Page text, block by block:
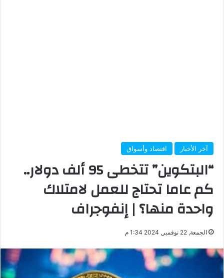
آخر الأخبار اقتصاد وأسواق
“البتكوين” تتخطى 95 ألف دولار..
كم عاما تحتاج للعمل لامتلاك
واحدة منها؟ | إنفوجراف
الجمعة, 22 نوفمبر, 2024 1:34 م